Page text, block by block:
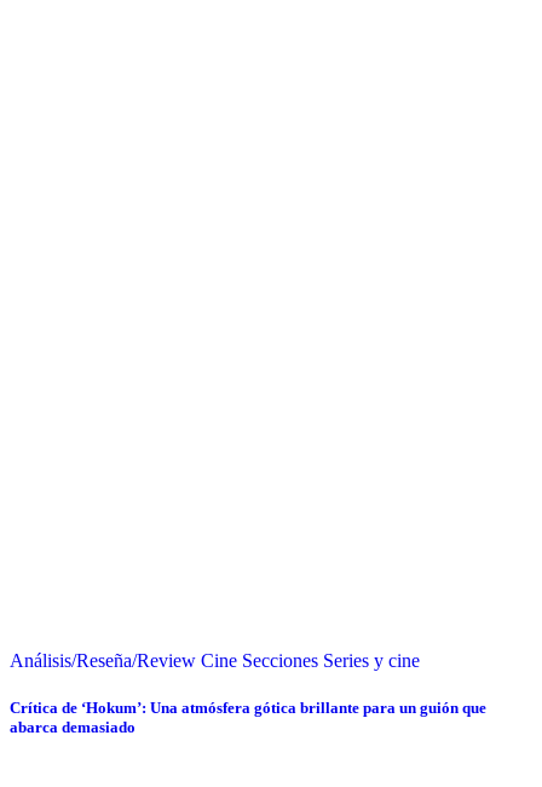
Análisis/Reseña/Review Cine Secciones Series y cine
Crítica de ‘Hokum’: Una atmósfera gótica brillante para un guión que
abarca demasiado